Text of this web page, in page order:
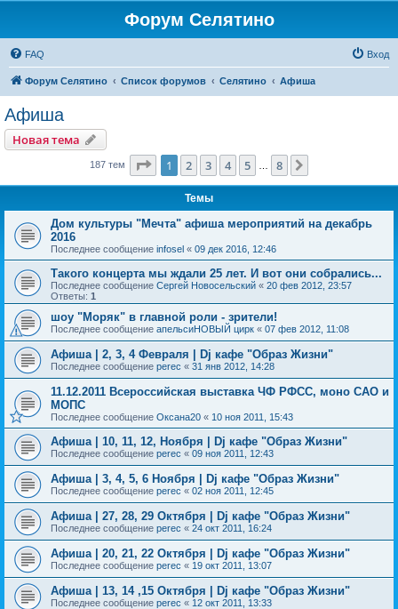
Форум Селятино
FAQ Вход
Форум Селятино Список форумов Селятино Афиша
Афиша
Новая тема
187 тем Страница из
1 2 3 4 5 8
Темы
Дом культуры "Мечта" афиша мероприятий на декабрь
2016
Последнее сообщение infosel « 09 дек 2016, 12:46
Такого концерта мы ждали 25 лет. И вот они собрались...
Последнее сообщение Сергей Новосельский « 20 фев 2012, 23:57
Ответы: 1
шоу "Моряк" в главной роли - зрители!
Последнее сообщение апельсиНОВЫЙ цирк « 07 фев 2012, 11:08
Афиша | 2, 3, 4 Февраля | Dj кафе "Образ Жизни"
Последнее сообщение perec « 31 янв 2012, 14:28
11.12.2011 Всероссийская выставка ЧФ РФСС, моно САО и
МОПС
Последнее сообщение Оксана20 « 10 ноя 2011, 15:43
Афиша | 10, 11, 12, Ноября | Dj кафе "Образ Жизни"
Последнее сообщение perec « 09 ноя 2011, 12:43
Афиша | 3, 4, 5, 6 Ноября | Dj кафе "Образ Жизни"
Последнее сообщение perec « 02 ноя 2011, 12:45
Афиша | 27, 28, 29 Октября | Dj кафе "Образ Жизни"
Последнее сообщение perec « 24 окт 2011, 16:24
Афиша | 20, 21, 22 Октября | Dj кафе "Образ Жизни"
Последнее сообщение perec « 19 окт 2011, 13:07
Афиша | 13, 14 ,15 Октября | Dj кафе "Образ Жизни"
Последнее сообщение perec « 12 окт 2011, 13:33